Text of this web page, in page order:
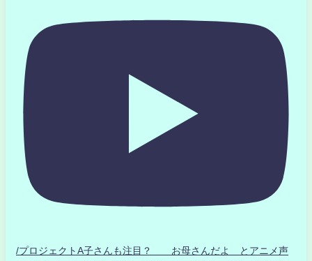
/プロジェクトA子さんも注目？ お母さんだよ とアニメ声